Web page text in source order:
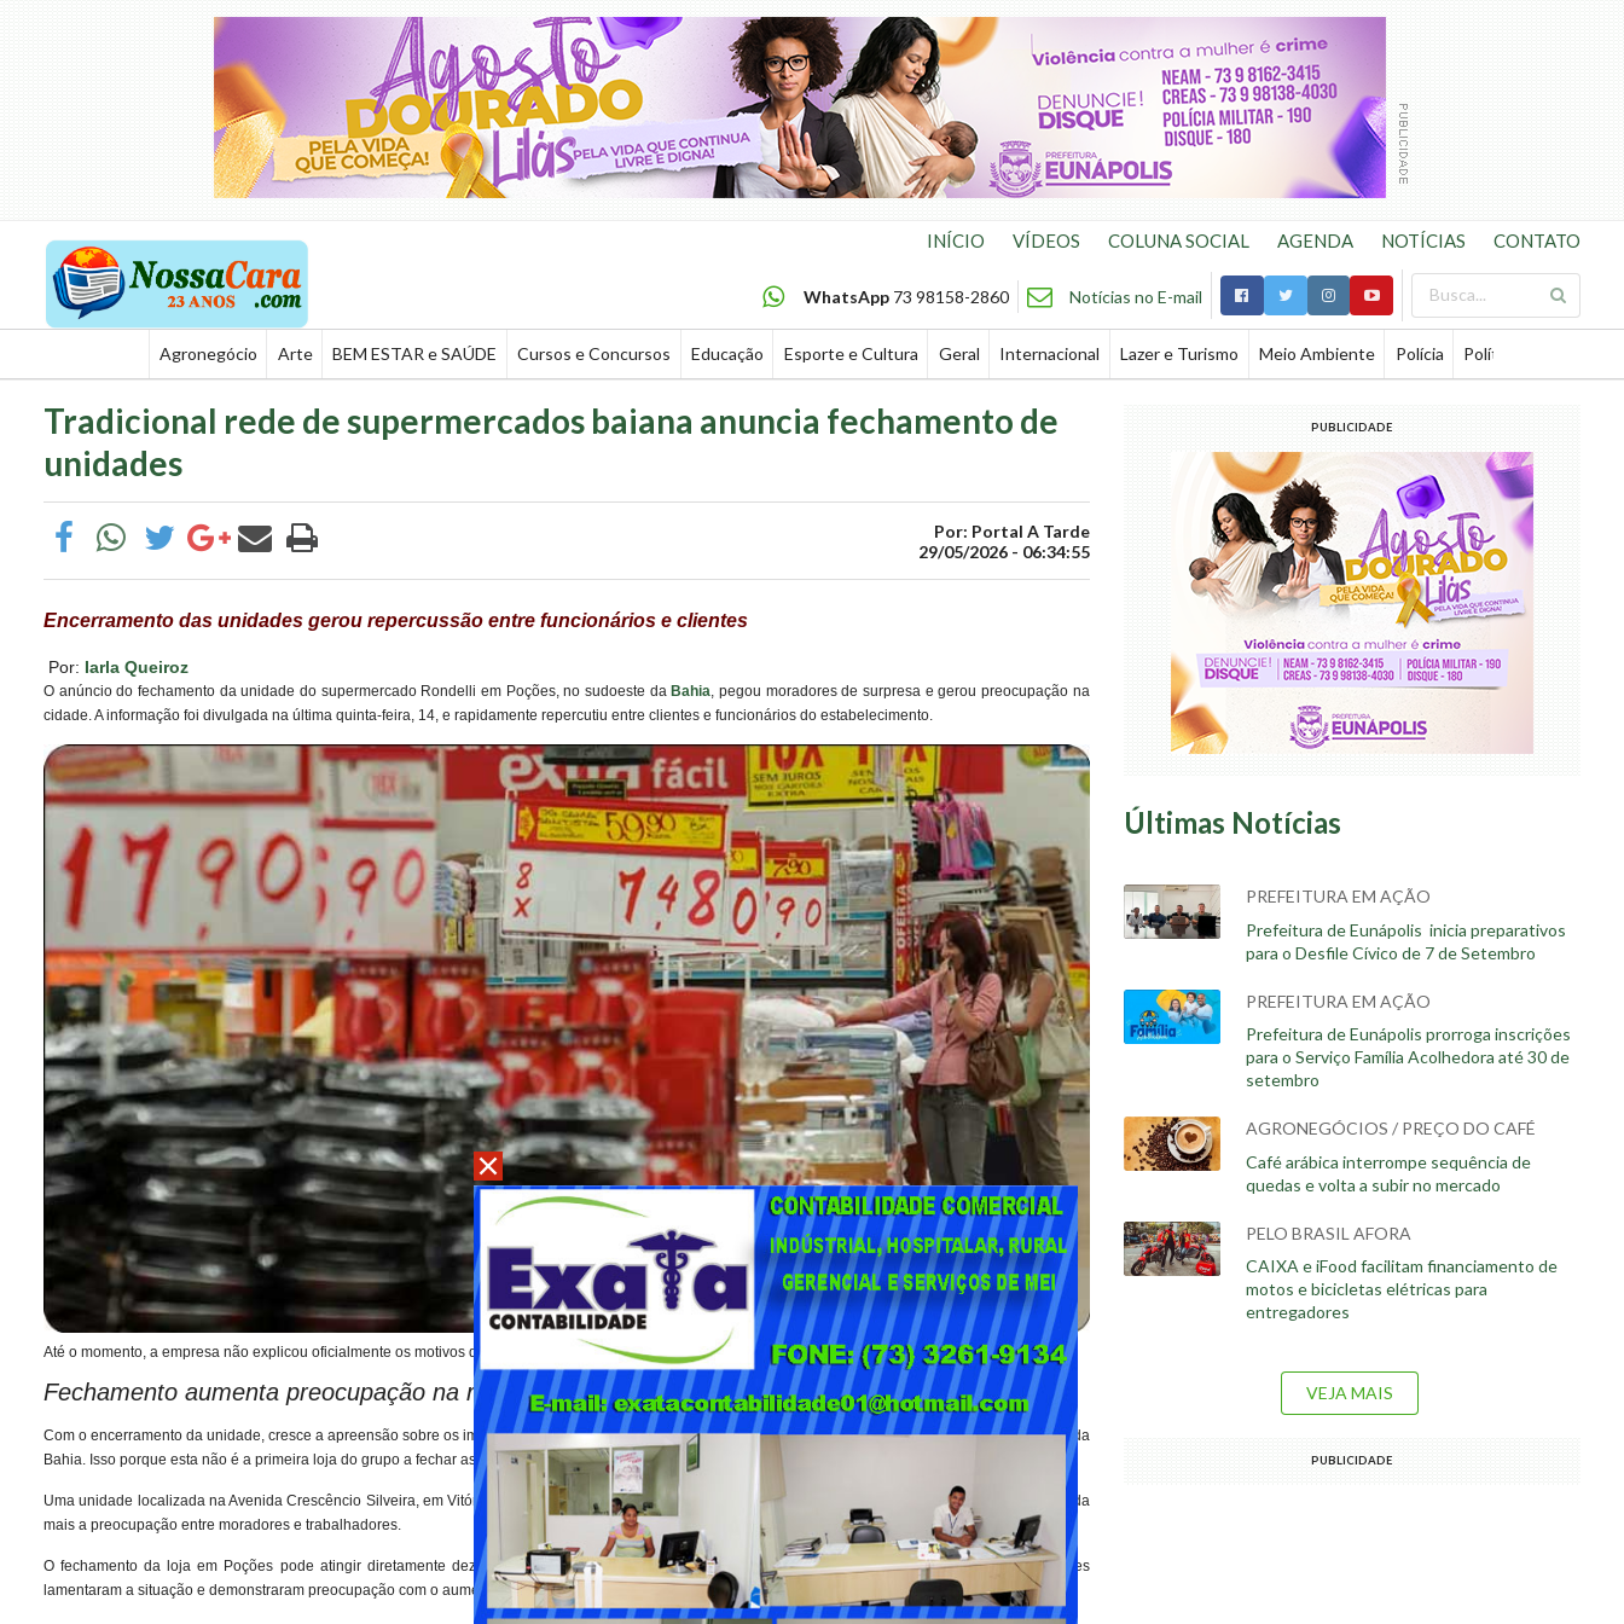
INÍCIO VÍDEOS COLUNA SOCIAL AGENDA NOTÍCIAS CONTATO
WhatsApp 73 98158-2860 Notícias no E-mail
Agronegócio Arte BEM ESTAR e SAÚDE Cursos e Concursos Educação Esporte e Cultura Geral Internacional Lazer e Turismo Meio Ambiente Polícia Política
Tradicional rede de supermercados baiana anuncia fechamento de
unidades
Por: Portal A Tarde
29/05/2026 - 06:34:55
Encerramento das unidades gerou repercussão entre funcionários e clientes
Por: Iarla Queiroz
O anúncio do fechamento da unidade do supermercado Rondelli em Poções, no sudoeste da Bahia, pegou moradores de surpresa e gerou preocupação na
cidade. A informação foi divulgada na última quinta-feira, 14, e rapidamente repercutiu entre clientes e funcionários do estabelecimento.
Até o momento, a empresa não explicou oficialmente os motivos que levaram ao encerramento das atividades da loja.
Fechamento aumenta preocupação na região
Com o encerramento da unidade, cresce a apreensão sobre os impactos econômicos e trabalhistas envolvendo a rede supermercadista na região sudoeste da
Bahia. Isso porque esta não é a primeira loja do grupo a fechar as portas recentemente.
Uma unidade localizada na Avenida Crescêncio Silveira, em Vitória da Conquista, também já havia encerrado as atividades anteriormente, aumentando ainda
mais a preocupação entre moradores e trabalhadores.
O fechamento da loja em Poções pode atingir diretamente dezenas de funcionários que trabalhavam no estabelecimento. Nas redes sociais, moradores
lamentaram a situação e demonstraram preocupação com o aumento do desemprego no município.
PUBLICIDADE
Últimas Notícias
PREFEITURA EM AÇÃO
Prefeitura de Eunápolis inicia preparativos
para o Desfile Cívico de 7 de Setembro
PREFEITURA EM AÇÃO
Prefeitura de Eunápolis prorroga inscrições
para o Serviço Família Acolhedora até 30 de
setembro
AGRONEGÓCIOS / PREÇO DO CAFÉ
Café arábica interrompe sequência de
quedas e volta a subir no mercado
PELO BRASIL AFORA
CAIXA e iFood facilitam financiamento de
motos e bicicletas elétricas para
entregadores
VEJA MAIS
PUBLICIDADE